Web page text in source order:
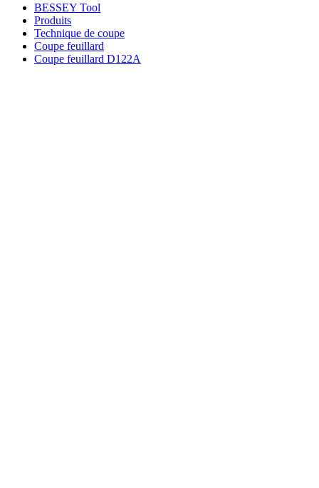
BESSEY Tool
Produits
Technique de coupe
Coupe feuillard
Coupe feuillard D122A